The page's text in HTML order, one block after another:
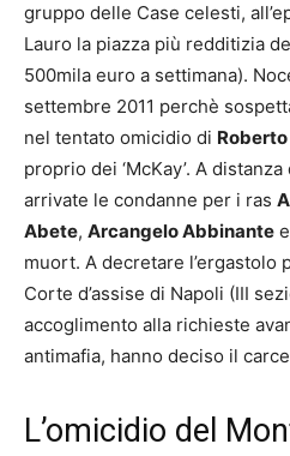
gruppo delle Case celesti,
Lauro la piazza più redditizia
500mila euro a settimana).
settembre 2011 perchè
nel tentato omicidio di
proprio dei ‘McKay’. A
arrivate le condanne per i ras
Abete, Arcangelo Abbinante e
muort. A decretare l’ergastolo
Corte d’assise di Napoli (III
accoglimento alla richieste
antimafia, hanno deciso il
L’omicidio del